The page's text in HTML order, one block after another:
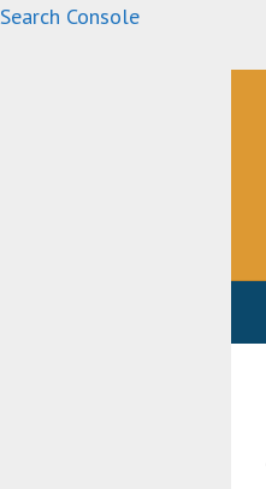
Search ConsoleLangsung